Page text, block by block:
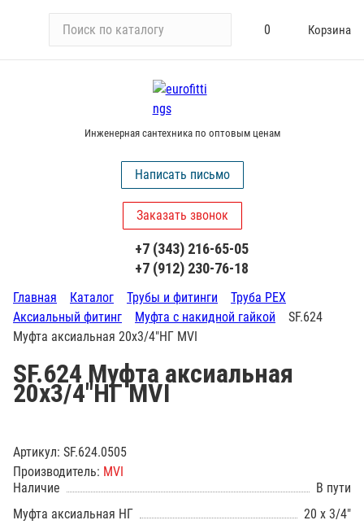
и
у
0 Корзина
Инженерная сантехника по оптовым ценам
Написать письмо
Заказать звонок
+7 (343) 216-65-05
+7 (912) 230-76-18
Главная Каталог Трубы и фитинги
Труба PEX
Аксиальный фитинг
Муфта с накидной гайкой
SF.624
Муфта аксиальная 20х3/4"НГ MVI
SF.624 Муфта аксиальная
20х3/4"НГ MVI
Артикул: SF.624.0505
Производитель: MVI
Наличие
В пути
Муфта аксиальная НГ
20 x 3/4"